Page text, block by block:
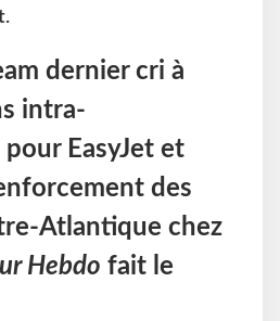
dernier cri à
intra-
EasyJet et
des
Atlantique chez
Hebdo fait le